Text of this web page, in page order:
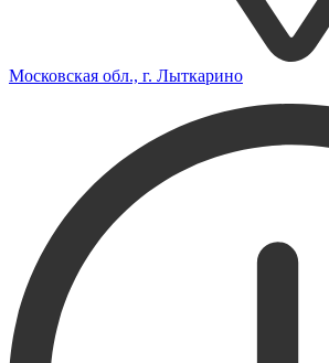
Московская обл., г. Лыткарино